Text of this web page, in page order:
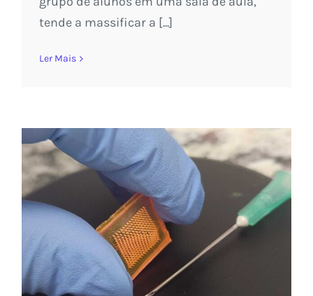
tende a massificar a [...]
Ler Mais
Deeptech Proderme promete
revolucionar a administração de
medicamentos com a plataforma
ProLiveryX
Sem categoria